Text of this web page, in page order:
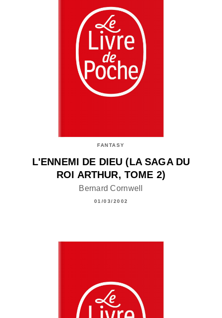
FANTASY
L'ENNEMI DE DIEU (LA SAGA DU
ROI ARTHUR, TOME 2)
Bernard Cornwell
01/03/2002